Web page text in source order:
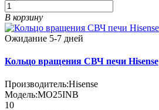
В корзину
Ожидание 5-7 дней
Кольцо вращения СВЧ печи Hisense
Производитель:Hisense
Модель:MO25INB
10